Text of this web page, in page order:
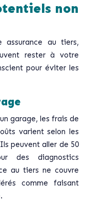
non
assurance au tiers,
rester à votre
pour éviter les
garage, les frais de
varient selon les
peuvent aller de 50
des diagnostics
au tiers ne couvre
comme faisant